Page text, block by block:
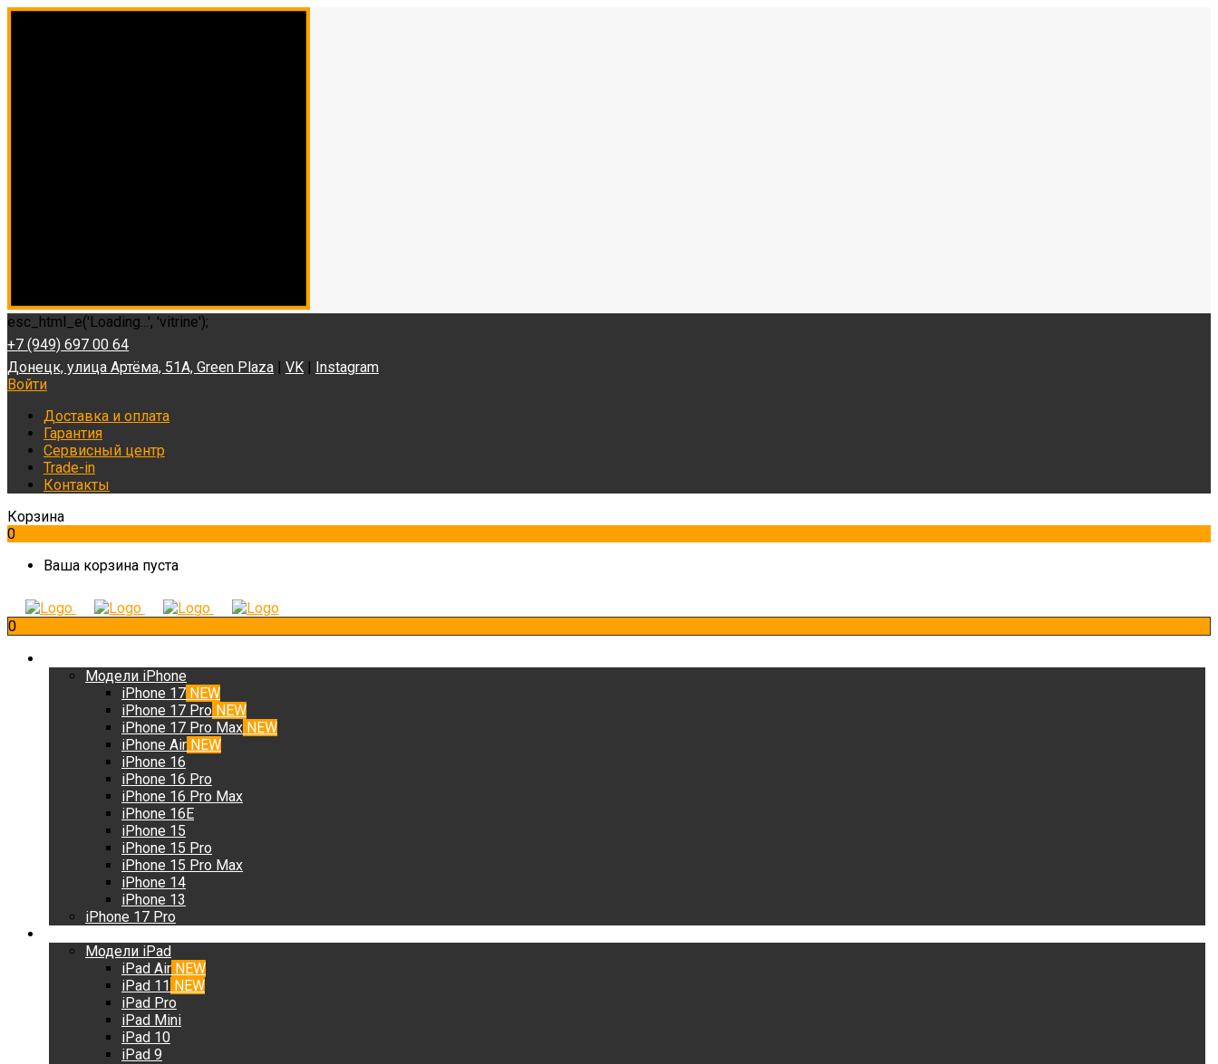
esc_html_e('Loading...', 'vitrine');
+7 (949) 697 00 64
Донецк, улица Артёма, 51А, Green Plaza | VK | Instagram
Войти
Доставка и оплата
Гарантия
Сервисный центр
Trade-in
Контакты
Корзина
0
Ваша корзина пуста
0
Модели iPhone
iPhone 17 NEW
iPhone 17 Pro NEW
iPhone 17 Pro Max NEW
iPhone Air NEW
iPhone 16
iPhone 16 Pro
iPhone 16 Pro Max
iPhone 16E
iPhone 15
iPhone 15 Pro
iPhone 15 Pro Max
iPhone 14
iPhone 13
iPhone 17 Pro
Модели iPad
iPad Air NEW
iPad 11 NEW
iPad Pro
iPad Mini
iPad 10
iPad 9